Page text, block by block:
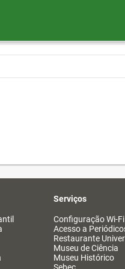
Serviços
Configuração Wi-Fi
Acesso a
Restaurante
Museu de Ciência
Museu Histórico